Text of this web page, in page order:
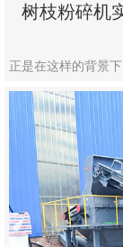
树枝粉碎机
正是在这样的背景